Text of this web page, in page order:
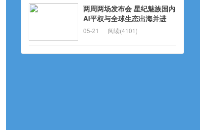
两周两场发布会 星纪魅族国内
AI平权与全球生态出海并进
05-21 阅读(4101)